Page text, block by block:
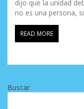
dijo que la unidad
no es una persona,
READ MORE
Buscar